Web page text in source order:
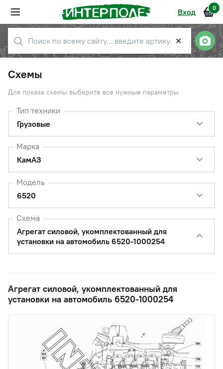
Вход 0
✕
Схемы
Для показа схемы выберите все нужные параметры
Тип техники
Грузовые
Марка
КамАЗ
Модель
6520
Схема
Агрегат силовой, укомплектованный для
установки на автомобиль 6520-1000254
Агрегат силовой, укомплектованный для
установки на автомобиль 6520-1000254
4
136
167
179
192
194